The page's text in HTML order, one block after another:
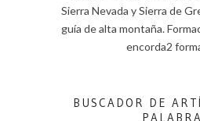
Sierra Nevada y Sierra de
guía de alta montaña.
encorda2
BUSCADOR DE